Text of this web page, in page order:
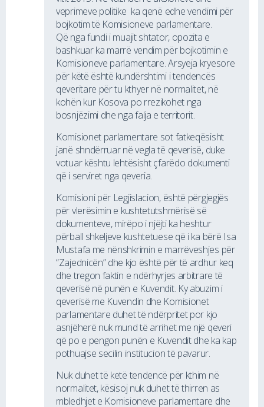
veprimeve politike ka qenë edhe vendimi për
bojkotim të Komisioneve parlamentare.
Që nga fundi i muajit shtator, opozita e
bashkuar ka marrë vendim për bojkotimin e
Komisioneve parlamentare. Arsyeja kryesore
për këtë është kundërshtimi i tendencës
qeveritare për tu kthyer në normalitet, në
kohën kur Kosova po rrezikohet nga
bosnjëzimi dhe nga falja e territorit.
Komisionet parlamentare sot fatkeqësisht
janë shndërruar në vegla të qeverisë, duke
votuar kështu lehtësisht çfarëdo dokumenti
që i serviret nga qeveria.
Komisioni për Legjislacion, është përgjegjës
për vlerësimin e kushtetutshmërisë së
dokumenteve, mirëpo i njëjti ka heshtur
përball shkeljeve kushtetuese që i ka bërë Isa
Mustafa me nënshkrimin e marrëveshjes për
“Zajednicën” dhe kjo është për të ardhur keq
dhe tregon faktin e ndërhyrjes arbitrare të
qeverisë në punën e Kuvendit. Ky abuzim i
qeverisë me Kuvendin dhe Komisionet
parlamentare duhet të ndërpritet por kjo
asnjëherë nuk mund të arrihet me një qeveri
që po e pengon punën e Kuvendit dhe ka kap
pothuajse secilin institucion të pavarur.
Nuk duhet të ketë tendencë për kthim në
normalitet, kësisoj nuk duhet të thirren as
mbledhjet e Komisioneve parlamentare dhe